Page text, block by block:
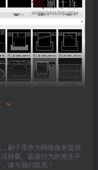
刷子库作为网络服务提供
转载、盗版行为的发生不
请与我们联系！